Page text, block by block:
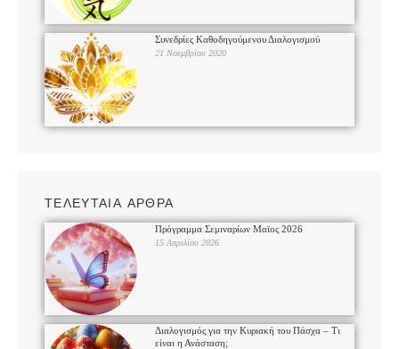
Συνεδρίες Καθοδηγούμενου Διαλογισμού
21 Νοεμβρίου 2020
ΤΕΛΕΥΤΑΙΑ ΑΡΘΡΑ
Πρόγραμμα Σεμιναρίων Μαϊος 2026
15 Απριλίου 2026
Διαλογισμός για την Κυριακή του Πάσχα – Τι
είναι η Ανάσταση;